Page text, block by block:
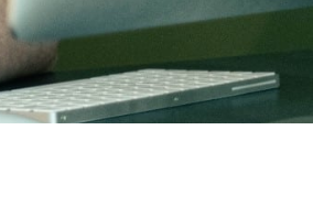
Être
accompagné à
la carte
Rejoindre un
organisation et
conseils
Former ou
coacher mes